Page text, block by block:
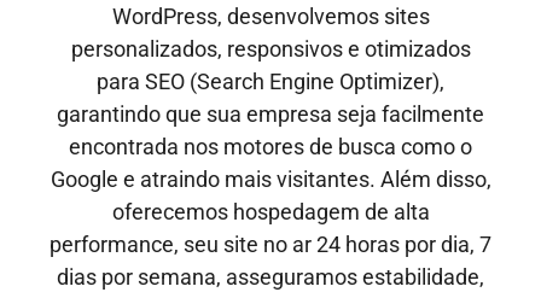
WordPress, desenvolvemos sites
personalizados, responsivos e otimizados
para SEO (Search Engine Optimizer),
garantindo que sua empresa seja facilmente
encontrada nos motores de busca como o
Google e atraindo mais visitantes. Além disso,
oferecemos hospedagem de alta
performance, seu site no ar24 horas por dia, 7
dias por semana, asseguramos estabilidade,